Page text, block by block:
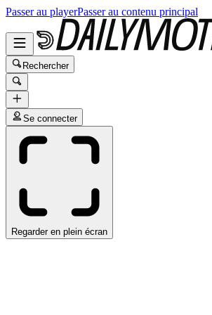
Passer au playerPasser au contenu principal
Rechercher
Se connecter
Regarder en plein écran